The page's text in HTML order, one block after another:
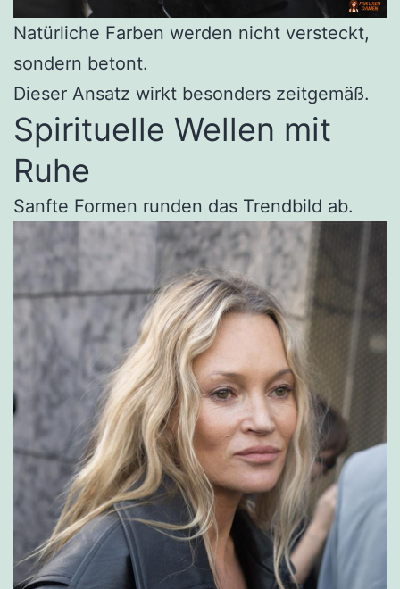
Natürliche Farben werden nicht versteckt,
sondern betont.
Dieser Ansatz wirkt besonders zeitgemäß.
Spirituelle Wellen mit
Ruhe
Sanfte Formen runden das Trendbild ab.